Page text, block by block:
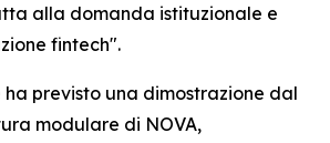
alla domanda istituzionale e
fintech".
ha previsto una dimostrazione dal
modulare di NOVA,